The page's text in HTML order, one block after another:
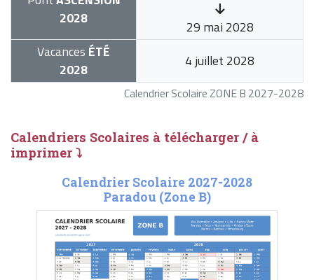
Calendrier Scolaire ZONE B 2027-2028
2028
29 mai 2028
Vacances ÉTÉ
2028
4 juillet 2028
Calendriers Scolaires à télécharger / à
imprimer ⤵
Calendrier Scolaire 2027-2028
Paradou (Zone B)